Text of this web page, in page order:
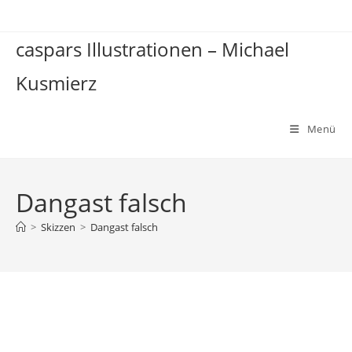
springen
caspars Illustrationen – Michael
Kusmierz
Menü
Dangast falsch
> Skizzen > Dangast falsch